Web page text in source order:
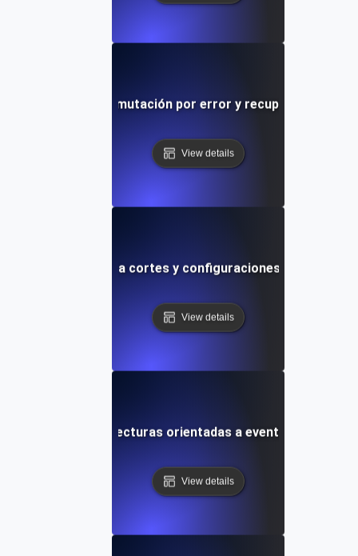
de caos para conmutación por error y recuperación de
View details
de caos para cortes y configuraciones incorrectas
View details
caos para arquitecturas orientadas a eventos con
View details